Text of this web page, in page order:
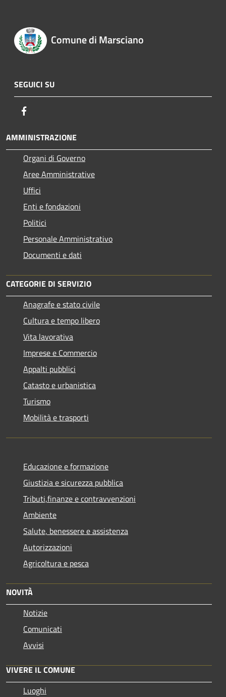
Comune di Marsciano
SEGUICI SU
AMMINISTRAZIONE
Organi di Governo
Aree Amministrative
Uffici
Enti e fondazioni
Politici
Personale Amministrativo
Documenti e dati
CATEGORIE DI SERVIZIO
Anagrafe e stato civile
Cultura e tempo libero
Vita lavorativa
Imprese e Commercio
Appalti pubblici
Catasto e urbanistica
Turismo
Mobilità e trasporti
Educazione e formazione
Giustizia e sicurezza pubblica
Tributi,finanze e contravvenzioni
Ambiente
Salute, benessere e assistenza
Autorizzazioni
Agricoltura e pesca
NOVITÀ
Notizie
Comunicati
Avvisi
VIVERE IL COMUNE
Luoghi